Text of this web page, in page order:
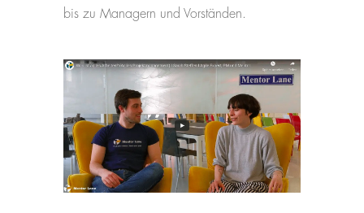
bis zu Managern und Vorständen.